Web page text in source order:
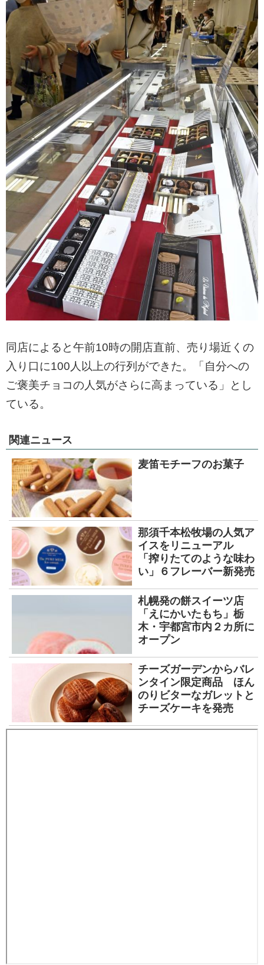
同店によると午前10時の開店直前、売り場近くの
入り口に100人以上の行列ができた。「自分への
ご褒美チョコの人気がさらに高まっている」とし
ている。
関連ニュース
麦笛モチーフのお菓子
那須千本松牧場の人気ア
イスをリニューアル
「搾りたてのような味わ
い」６フレーバー新発売
札幌発の餅スイーツ店
「えにかいたもち」栃
木・宇都宮市内２カ所に
オープン
チーズガーデンからバレ
ンタイン限定商品 ほん
のりビターなガレットと
チーズケーキを発売